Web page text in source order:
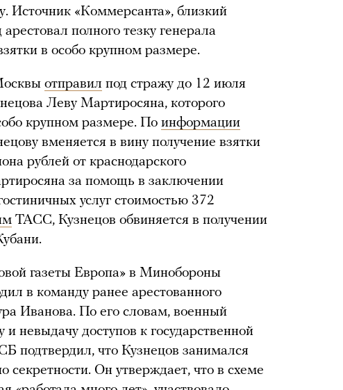
Источник «Коммерсанта», близкий
арестовал полного тезку генерала
в особо крупном размере.
отправил под стражу до 12 июля
Леву Мартиросяна, которого
крупном размере. По информации
вменяется в вину получение взятки
рублей от краснодарского
за помощь в заключении
услуг стоимостью 372
ТАСС, Кузнецов обвиняется в получении
газеты Европа» в Минобороны
в команду ранее арестованного
Иванова. По его словам, военный
невыдачу доступов к государственной
подтвердил, что Кузнецов занимался
Он утверждает, что в схеме